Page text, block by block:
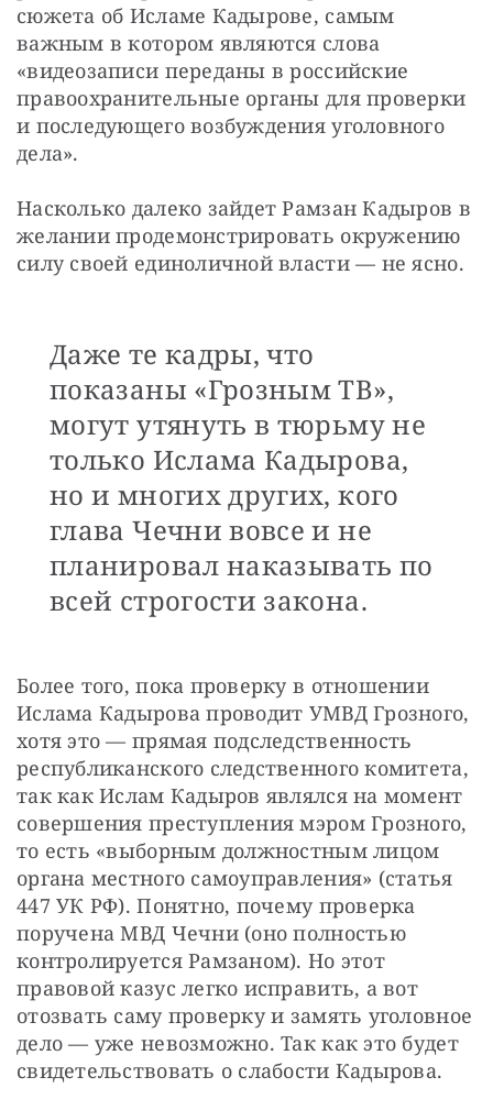
сюжета об Исламе Кадырове, самым
важным в котором являются слова
«видеозаписи переданы в российские
правоохранительные органы для проверки
и последующего возбуждения уголовного
дела».
Насколько далеко зайдет Рамзан Кадыров в
желании продемонстрировать окружению
силу своей единоличной власти — не ясно.
Даже те кадры, что
показаны «Грозным ТВ»,
могут утянуть в тюрьму не
только Ислама Кадырова,
но и многих других, кого
глава Чечни вовсе и не
планировал наказывать по
всей строгости закона.
Более того, пока проверку в отношении
Ислама Кадырова проводит УМВД Грозного,
хотя это — прямая подследственность
республиканского следственного комитета,
так как Ислам Кадыров являлся на момент
совершения преступления мэром Грозного,
то есть «выборным должностным лицом
органа местного самоуправления» (статья
447 УК РФ). Понятно, почему проверка
поручена МВД Чечни (оно полностью
контролируется Рамзаном). Но этот
правовой казус легко исправить, а вот
отозвать саму проверку и замять уголовное
дело — уже невозможно. Так как это будет
свидетельствовать о слабости Кадырова.